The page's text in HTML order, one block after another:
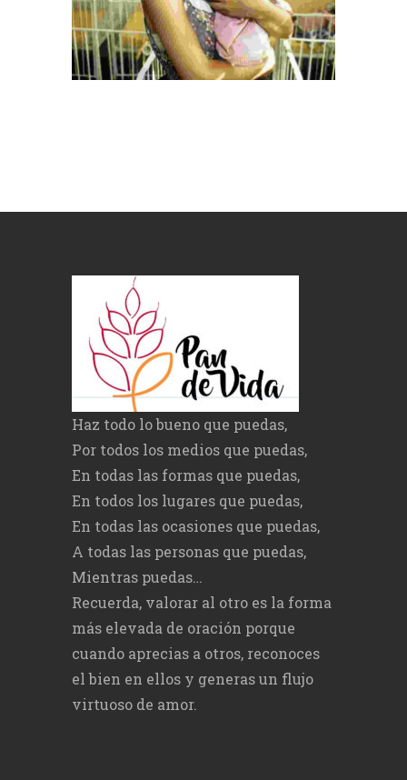
Haz todo lo bueno que puedas,
Por todos los medios que puedas,
En todas las formas que puedas,
En todos los lugares que puedas,
En todas las ocasiones que puedas,
A todas las personas que puedas,
Mientras puedas…
Recuerda, valorar al otro es la forma
más elevada de oración porque
cuando aprecias a otros, reconoces
el bien en ellos y generas un flujo
virtuoso de amor.